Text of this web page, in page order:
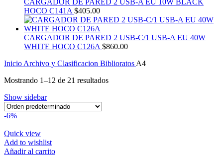
HOCO C141A $405.00
CARGADOR DE PARED 2 USB-C/1 USB-A EU 40W
WHITE HOCO C126A $860.00
Inicio Archivo y Clasificacion Biblioratos A4
Mostrando 1–12 de 21 resultados
Show sidebar
-6%
Quick view
Add to wishlist
Añadir al carrito